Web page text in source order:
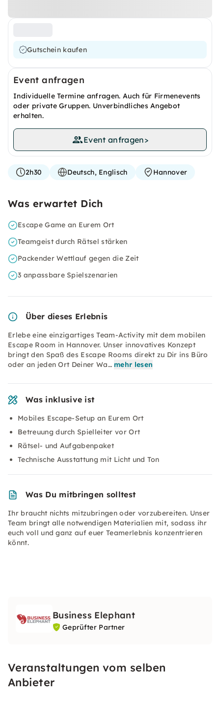
Gutschein kaufen
Event anfragen
Individuelle Termine anfragen. Auch für Firmenevents
oder private Gruppen. Unverbindliches Angebot
erhalten.
Event anfragen>
2h30 Deutsch, Englisch Hannover
Was erwartet Dich
Escape Game an Eurem Ort
Teamgeist durch Rätsel stärken
Packender Wettlauf gegen die Zeit
3 anpassbare Spielszenarien
Über dieses Erlebnis
Erlebe eine einzigartiges Team-Activity mit dem mobilen
Escape Room in Hannover. Unser innovatives Konzept
bringt den Spaß des Escape Rooms direkt zu Dir ins Büro
oder an jeden Ort Deiner Wa… mehr lesen
Was inklusive ist
Mobiles Escape-Setup an Eurem Ort
Betreuung durch Spielleiter vor Ort
Rätsel- und Aufgabenpaket
Technische Ausstattung mit Licht und Ton
Was Du mitbringen solltest
Ihr braucht nichts mitzubringen oder vorzubereiten. Unser
Team bringt alle notwendigen Materialien mit, sodass ihr
euch voll und ganz auf euer Teamerlebnis konzentrieren
könnt.
Business Elephant
Geprüfter Partner
Veranstaltungen vom selben
Anbieter